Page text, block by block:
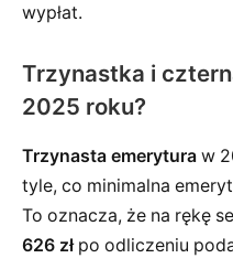
wypłat.
Trzynastka i
2025 roku?
Trzynasta emerytura w
tyle, co minimalna
To oznacza, że na rękę
626 złpo odliczeniu